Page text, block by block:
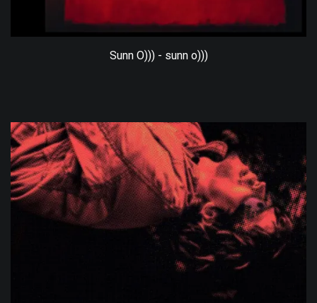
Sunn O))) - sunn o)))